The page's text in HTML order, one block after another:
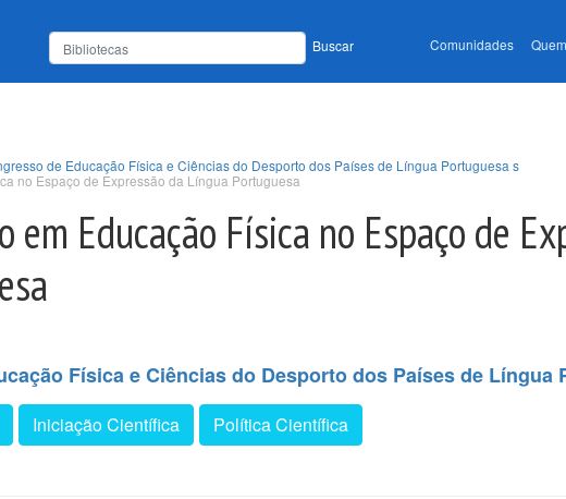
Buscar Comunidades
de Educação Física e Ciências do Desporto dos Países de Língua Portuguesa s
no Espaço de Expressão da Língua Portuguesa
em Educação Física no Espaço de
Física e Ciências do Desporto dos Países de Língua
Iniciação Científica Política Científica